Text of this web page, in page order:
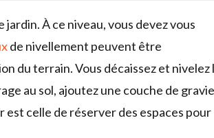
jardin. À ce niveau, vous devez vous
de nivellement peuvent être
du terrain. Vous décaissez et nivelez
au sol, ajoutez une couche de
est celle de réserver des espaces pour